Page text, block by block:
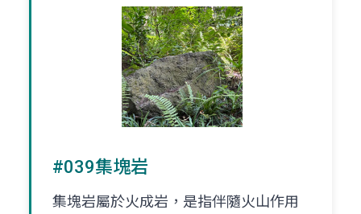
#039集塊岩
集塊岩屬於火成岩，是指伴隨火山作用